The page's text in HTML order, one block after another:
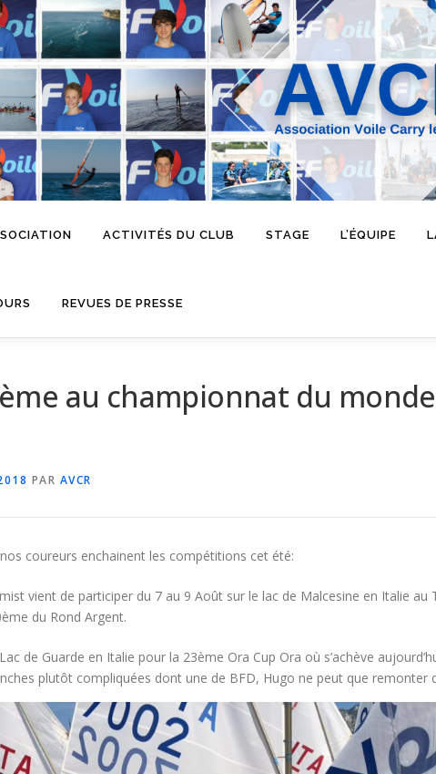
ACTIVITÉS DU CLUB STAGE L’ÉQUIPE
REVUES DE PRESSE
au championnat du
PAR AVCR
coureurs enchainent les compétitions cet été:
vient de participer du 7 au 9 Août sur le lac de Malcesine en Italie
du Rond Argent.
de Guarde en Italie pour la 23ème Ora Cup Ora où s’achève
plutôt compliquées dont une de BFD, Hugo ne peut que remonter